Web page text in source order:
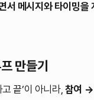
서 메시지와 타이밍을
만들기
끝’이 아니라, 참여